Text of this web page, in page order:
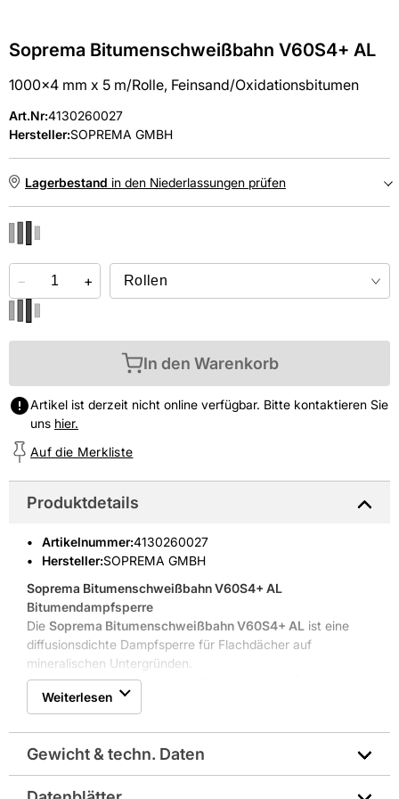
Soprema Bitumenschweißbahn V60S4+ AL
1000x4 mm x 5 m/Rolle, Feinsand/Oxidationsbitumen
Art.Nr:4130260027
Hersteller:SOPREMA GMBH
Lagerbestand in den Niederlassungen prüfen
Online kaufen &kostenlos
− +
In den Warenkorb
Artikel ist derzeit nicht online verfügbar. Bitte kontaktieren Sie
uns hier.
Auf die Merkliste
Produktdetails
Artikelnummer:4130260027
Hersteller:SOPREMA GMBH
Soprema Bitumenschweißbahn V60S4+ AL
Bitumendampfsperre
Die Soprema Bitumenschweißbahn V60S4+ AL ist eine
diffusionsdichte Dampfsperre für Flachdächer auf
mineralischen Untergründen.
Aluminium-Verbundträger mit Glasvlies 60 g/m²
Diffusionsdichte Schicht für mineralische Untergründe
Rollenmaß 1000 x 5000 mm, Materialstärke 4 mm
Brandverhalten E, geeignet für Flachdach
Robuste Schicht mit klaren Vorteilen
Die Bahn kombiniert einen Aluminium-Verbundträger mit
Glasvlies 60 g/m²
, was sie formstabil und langlebig macht.
Weiterlesen
Gewicht & techn. Daten